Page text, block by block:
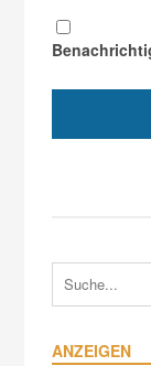
ANZEIGEN